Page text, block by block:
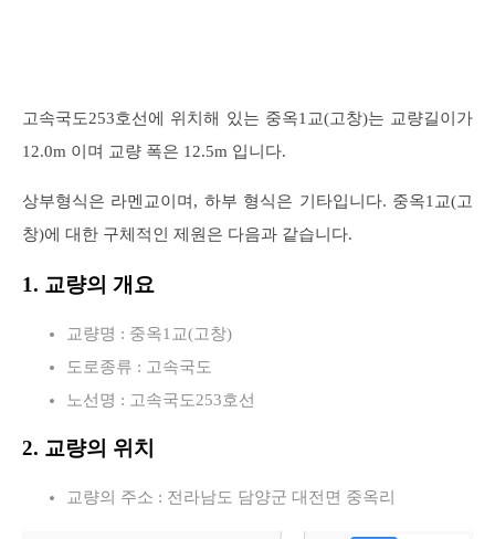
고속국도253호선에 위치해 있는 중옥1교(고창)는 교량길이가
12.0m 이며 교량 폭은 12.5m 입니다.
상부형식은 라멘교이며, 하부 형식은 기타입니다. 중옥1교(고
창)에 대한 구체적인 제원은 다음과 같습니다.
1. 교량의 개요
교량명 : 중옥1교(고창)
도로종류 : 고속국도
노선명 : 고속국도253호선
2. 교량의 위치
교량의 주소 : 전라남도 담양군 대전면 중옥리